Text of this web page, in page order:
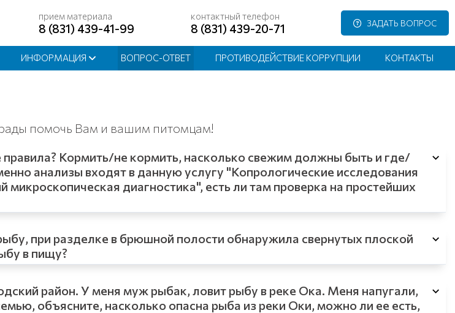
прием материала
8 (831) 439-41-99
контактный телефон
8 (831) 439-20-71 ЗАДАТЬ ВОПРОС
ИНФОРМАЦИЯ ВОПРОС-ОТВЕТ ПРОТИВОДЕЙСТВИЕ КОРРУПЦИИ КОНТАКТЫ
помочь Вам и вашим питомцам!
Кормить/не кормить, насколько свежим должны быть и где/
анализы входят в данную услугу "Копрологические исследования
диагностика", есть ли там проверка на простейших
при разделке в брюшной полости обнаружила свернутых плоской
в пищу?
район. У меня муж рыбак, ловит рыбу в реке Ока. Меня напугали,
объясните, насколько опасна рыба из реки Оки, можно ли ее есть,